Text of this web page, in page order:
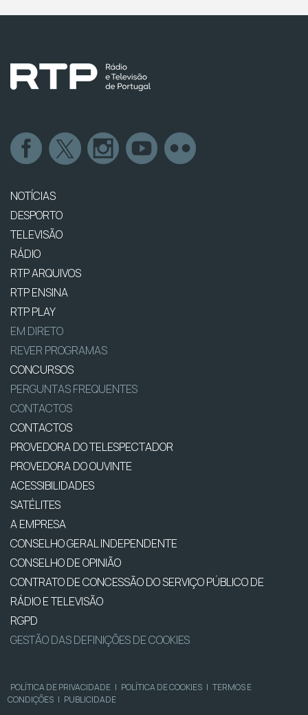
NOTÍCIAS
DESPORTO
TELEVISÃO
RÁDIO
RTP ARQUIVOS
RTP ENSINA
RTP PLAY
EM DIRETO
REVER PROGRAMAS
CONCURSOS
PERGUNTAS FREQUENTES
CONTACTOS
CONTACTOS
PROVEDORA DO TELESPECTADOR
PROVEDORA DO OUVINTE
ACESSIBILIDADES
SATÉLITES
A EMPRESA
CONSELHO GERAL INDEPENDENTE
CONSELHO DE OPINIÃO
CONTRATO DE CONCESSÃO DO SERVIÇO PÚBLICO DE
RÁDIO E TELEVISÃO
RGPD
GESTÃO DAS DEFINIÇÕES DE COOKIES
POLÍTICA DE PRIVACIDADE | POLÍTICA DE COOKIES | TERMOS E
CONDIÇÕES | PUBLICIDADE